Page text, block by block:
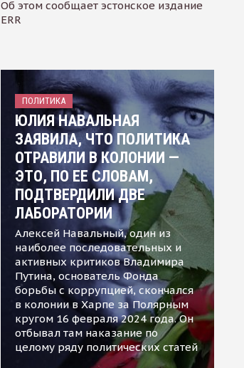
Об этом сообщает эстонское издание
ERR
ПОЛИТИКА
ЮЛИЯ НАВАЛЬНАЯ
ЗАЯВИЛА, ЧТО ПОЛИТИКА
ОТРАВИЛИ В КОЛОНИИ —
ЭТО, ПО ЕЕ СЛОВАМ,
ПОДТВЕРДИЛИ ДВЕ
ЛАБОРАТОРИИ
Алексей Навальный, один из
наиболее последовательных и
активных критиков Владимира
Путина, основатель Фонда
борьбы с коррупцией, скончался
в колонии в Харпе за Полярным
кругом 16 февраля 2024 года. Он
отбывал там наказание по
целому ряду политических статей